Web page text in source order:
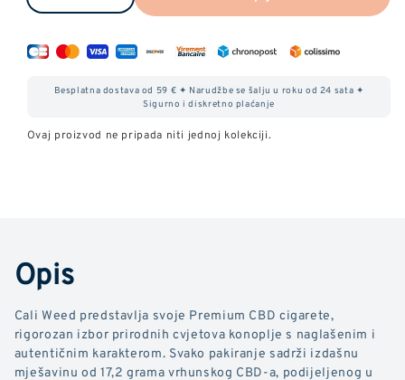
Premium
CBD
Premium
CBD
ciGareta
Besplatna dostava od 59 € ✦ Narudžbe se šalju u roku od 24 sata ✦
Sigurno i diskretno plaćanje
Ovaj proizvod ne pripada niti jednoj kolekciji.
Opis
Cali Weed predstavlja svoje Premium CBD cigarete,
rigorozan izbor prirodnih cvjetova konoplje s naglašenim i
autentičnim karakterom. Svako pakiranje sadrži izdašnu
mješavinu od 17,2 grama vrhunskog CBD-a, podijeljenog u